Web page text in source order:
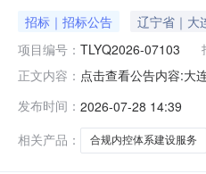
招标｜招标公告 辽宁省｜大
项目编号： TLYQ2026-07103
正文内容： 点击查看公告内容:大
发布时间： 2026-07-28 14:39
相关产品：
合规内控体系建设服务